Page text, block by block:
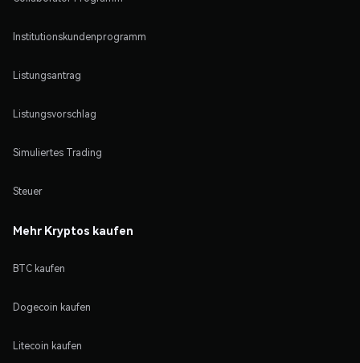
Institutionskundenprogramm
Listungsantrag
Listungsvorschlag
Simuliertes Trading
Steuer
Mehr Kryptos kaufen
BTC kaufen
Dogecoin kaufen
Litecoin kaufen